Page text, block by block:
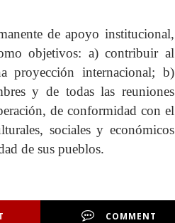
de apoyo institucional,
objetivos: a) contribuir al
proyección internacional; b)
y de todas las reuniones
de conformidad con el
sociales y económicos
de sus pueblos.
COMMENT